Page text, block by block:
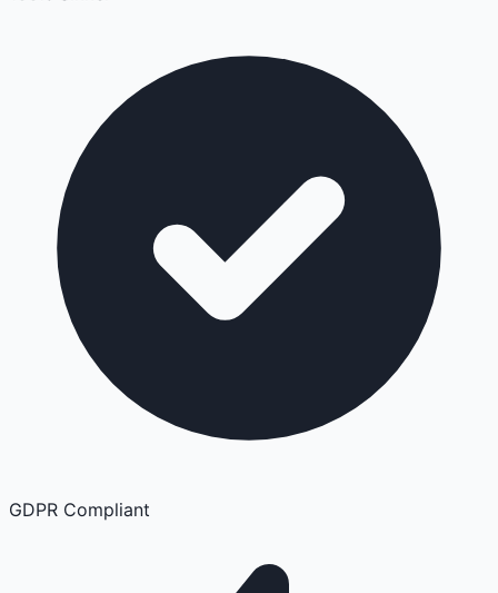
GDPR Compliant